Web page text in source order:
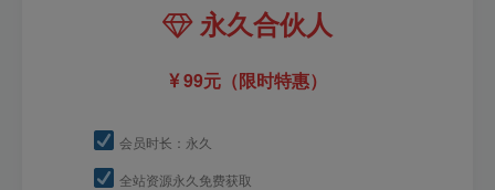
永久合伙人
99元（限时特惠）
会员时长：永久
全站资源永久免费获取